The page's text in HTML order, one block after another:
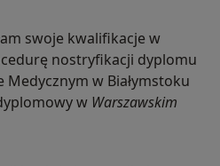
swoje kwalifikacje w
nostryfikacji dyplomu
w Białymstoku
w Warszawskim